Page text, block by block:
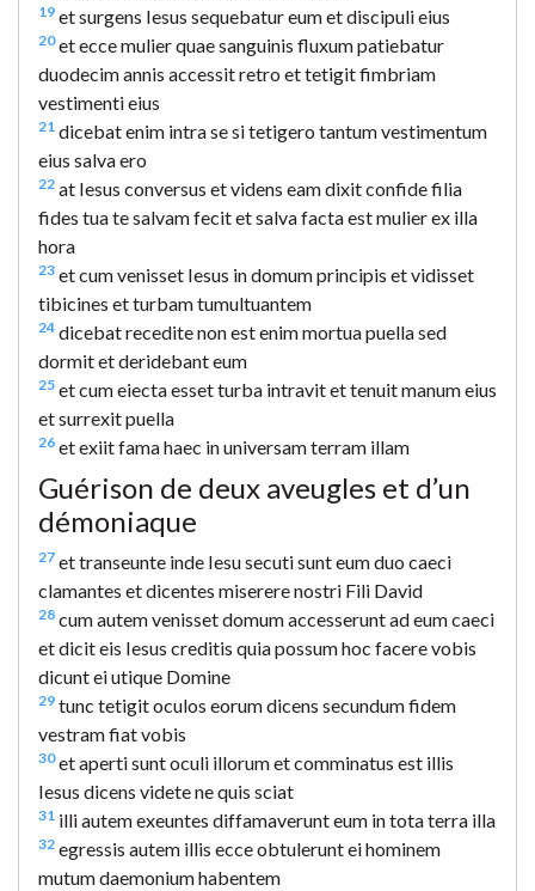
19 et surgens Iesus sequebatur eum et discipuli eius
20et ecce mulier quae sanguinis fluxum patiebatur
duodecim annis accessit retro et tetigit fimbriam
vestimenti eius
21 dicebat enim intra se si tetigero tantum vestimentum
eius salva ero
22 at Iesus conversus et videns eam dixit confide filia
fides tua te salvam fecit et salva facta est mulier ex illa
hora
23 et cum venisset Iesus in domum principis et vidisset
tibicines et turbam tumultuantem
24 dicebat recedite non est enim mortua puella sed
dormit et deridebant eum
25 et cum eiecta esset turba intravit et tenuit manum eius
et surrexit puella
26 et exiit fama haec in universam terram illam
Guérison de deux aveugles et d’un
démoniaque
27 et transeunte inde Iesu secuti sunt eum duo caeci
clamantes et dicentes miserere nostri Fili David
28 cum autem venisset domum accesserunt ad eum caeci
et dicit eis Iesus creditis quia possum hoc facere vobis
dicunt ei utique Domine
29 tunc tetigit oculos eorum dicens secundum fidem
vestram fiat vobis
30et aperti sunt oculi illorum et comminatus est illis
Iesus dicens videte ne quis sciat
31 illi autem exeuntes diffamaverunt eum in tota terra illa
32 egressis autem illis ecce obtulerunt ei hominem
mutum daemonium habentem